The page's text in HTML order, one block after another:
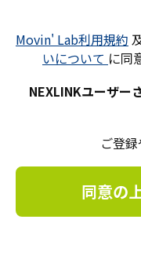
Movin' Lab利用規約
いについて に同
NEXLINKユーザー
ご登
同意の